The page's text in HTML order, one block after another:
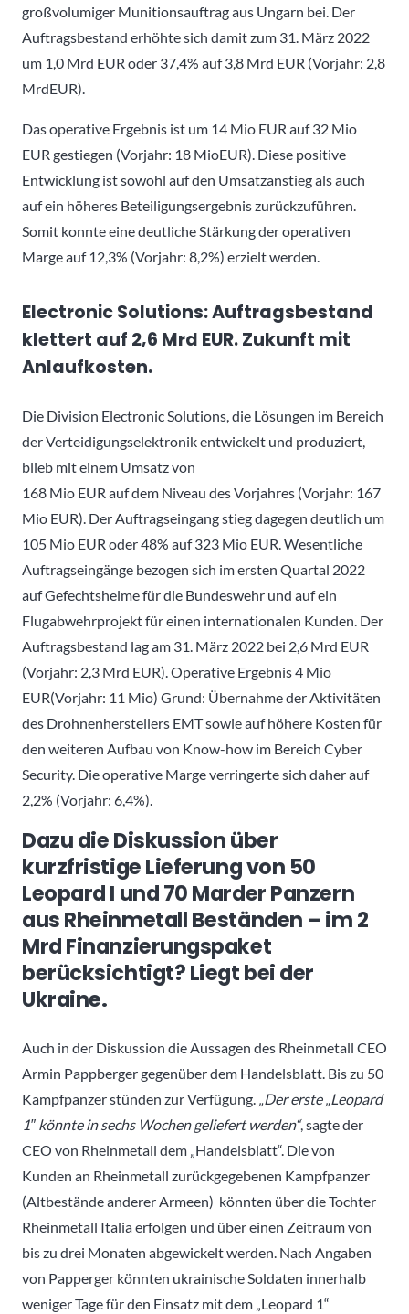
großvolumiger Munitionsauftrag aus Ungarn bei. Der
Auftragsbestand erhöhte sich damit zum 31. März 2022
um 1,0 Mrd EUR oder 37,4% auf 3,8 Mrd EUR (Vorjahr: 2,8
MrdEUR).
Das operative Ergebnis ist um 14 Mio EUR auf 32 Mio
EUR gestiegen (Vorjahr: 18 MioEUR). Diese positive
Entwicklung ist sowohl auf den Umsatzanstieg als auch
auf ein höheres Beteiligungsergebnis zurückzuführen.
Somit konnte eine deutliche Stärkung der operativen
Marge auf 12,3% (Vorjahr: 8,2%) erzielt werden.
Electronic Solutions: Auftragsbestand
klettert auf 2,6 Mrd EUR. Zukunft mit
Anlaufkosten.
Die Division Electronic Solutions, die Lösungen im Bereich
der Verteidigungselektronik entwickelt und produziert,
blieb mit einem Umsatz von
168 Mio EUR auf dem Niveau des Vorjahres (Vorjahr: 167
Mio EUR). Der Auftragseingang stieg dagegen deutlich um
105 Mio EUR oder 48% auf 323 Mio EUR. Wesentliche
Auftragseingänge bezogen sich im ersten Quartal 2022
auf Gefechtshelme für die Bundeswehr und auf ein
Flugabwehrprojekt für einen internationalen Kunden. Der
Auftragsbestand lag am 31. März 2022 bei 2,6 Mrd EUR
(Vorjahr: 2,3 Mrd EUR). Operative Ergebnis 4 Mio
EUR(Vorjahr: 11 Mio) Grund: Übernahme der Aktivitäten
des Drohnenherstellers EMT sowie auf höhere Kosten für
den weiteren Aufbau von Know-how im Bereich Cyber
Security. Die operative Marge verringerte sich daher auf
2,2% (Vorjahr: 6,4%).
Dazu die Diskussion über
kurzfristige Lieferung von 50
Leopard I und 70 Marder Panzern
aus Rheinmetall Beständen – im 2
Mrd Finanzierungspaket
berücksichtigt? Liegt bei der
Ukraine.
Auch in der Diskussion die Aussagen des Rheinmetall CEO
Armin Pappberger gegenüber dem Handelsblatt. Bis zu 50
Kampfpanzer stünden zur Verfügung. „Der erste „Leopard
1″ könnte in sechs Wochen geliefert werden“, sagte der
CEO von Rheinmetall dem „Handelsblatt“. Die von
Kunden an Rheinmetall zurückgegebenen Kampfpanzer
(Altbestände anderer Armeen) könnten über die Tochter
Rheinmetall Italia erfolgen und über einen Zeitraum von
bis zu drei Monaten abgewickelt werden. Nach Angaben
von Papperger könnten ukrainische Soldaten innerhalb
weniger Tage für den Einsatz mit dem „Leopard 1“